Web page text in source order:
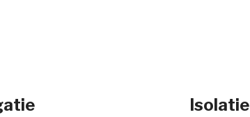
Isolatie